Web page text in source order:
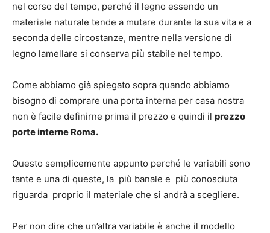
nel corso del tempo, perché il legno essendo un
materiale naturale tende a mutare durante la sua vita e a
seconda delle circostanze, mentre nella versione di
legno lamellare si conserva più stabile nel tempo.
Come abbiamo già spiegato sopra quando abbiamo
bisogno di comprare una porta interna per casa nostra
non è facile definirne prima il prezzo e quindi il prezzo
porte interne Roma.
Questo semplicemente appunto perché le variabili sono
tante e una di queste, la più banale e più conosciuta
riguarda proprio il materiale che si andrà a scegliere.
Per non dire che un’altra variabile è anche il modello